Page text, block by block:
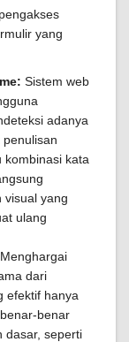
yang
Sistem web
adanya
kombinasi kata
visual yang
ulang
Menghargai
dari
efektif hanya
benar
dasar, seperti